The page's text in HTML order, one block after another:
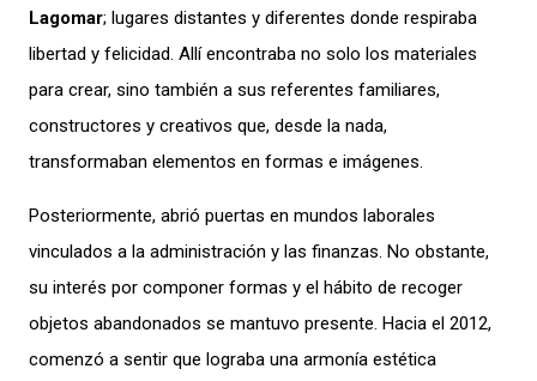
Lagomar; lugares distantes y diferentes donde respiraba
libertad y felicidad. Allí encontraba no solo los materiales
para crear, sino también a sus referentes familiares,
constructores y creativos que, desde la nada,
transformaban elementos en formas e imágenes.
Posteriormente, abrió puertas en mundos laborales
vinculados a la administración y las finanzas. No obstante,
su interés por componer formas y el hábito de recoger
objetos abandonados se mantuvo presente. Hacia el 2012,
comenzó a sentir que lograba una armonía estética